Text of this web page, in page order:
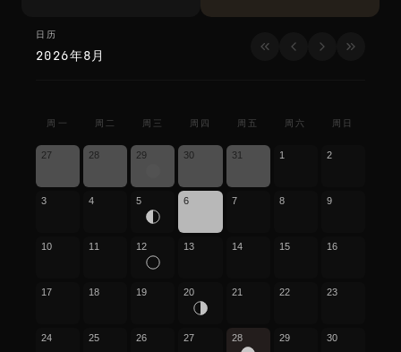
日历
日历
2026年8月
周一 周二 周三 周四 周五 周六 周日
27 28 29 30 31 1 2
3 4 5 6 7 8 9
10 11 12 13 14 15 16
17 18 19 20 21 22 23
24 25 26 27 28 29 30